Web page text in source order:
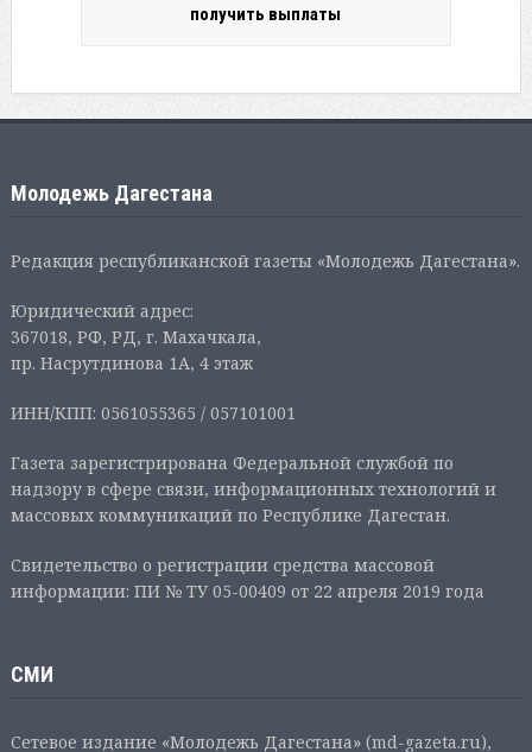
получить выплаты
Молодежь Дагестана
Редакция республиканской газеты «Молодежь Дагестана».
Юридический адрес:
367018, РФ, РД, г. Махачкала,
пр. Насрутдинова 1А, 4 этаж
ИНН/КПП: 0561055365 / 057101001
Газета зарегистрирована Федеральной службой по
надзору в сфере связи, информационных технологий и
массовых коммуникаций по Республике Дагестан.
Свидетельство о регистрации средства массовой
информации: ПИ № ТУ 05-00409 от 22 апреля 2019 года
СМИ
Сетевое издание «Молодежь Дагестана» (md-gazeta.ru),